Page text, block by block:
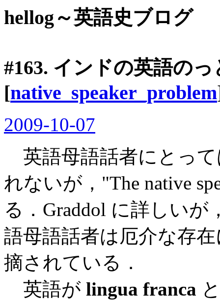
hellog～英語史ブログ
#163. インドの英語の
[native_speaker_problem
2009-10-07
英語母語話者にとっ
れないが，"The native
る．Graddol に詳しい
語母語話者は厄介な存
摘されている．
英語が lingua franca